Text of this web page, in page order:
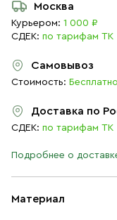
Материал
Москва
Курьером: 1 000 ₽
СДЕК: по тарифам ТК
Самовывоз
Стоимость: Бесплатно
Доставка по
СДЕК: по тарифам ТК
Подробнее о